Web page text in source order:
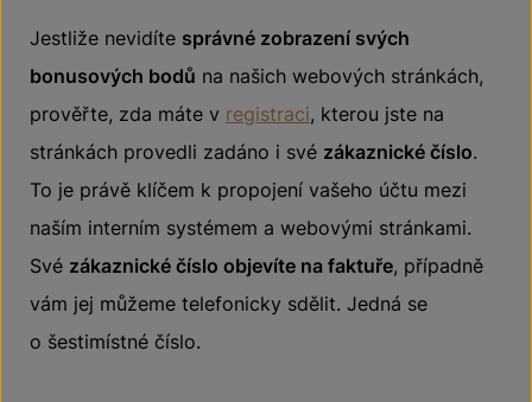
Jestliže nevidíte správné zobrazení svých
bonusových bodů na našich webových stránkách,
prověřte, zda máte v registraci, kterou jste na
stránkách provedli zadáno i své zákaznické číslo.
To je právě klíčem k propojení vašeho účtu mezi
naším interním systémem a webovými stránkami.
Své zákaznické číslo objevíte na faktuře, případně
vám jej můžeme telefonicky sdělit. Jedná se
o šestimístné číslo.